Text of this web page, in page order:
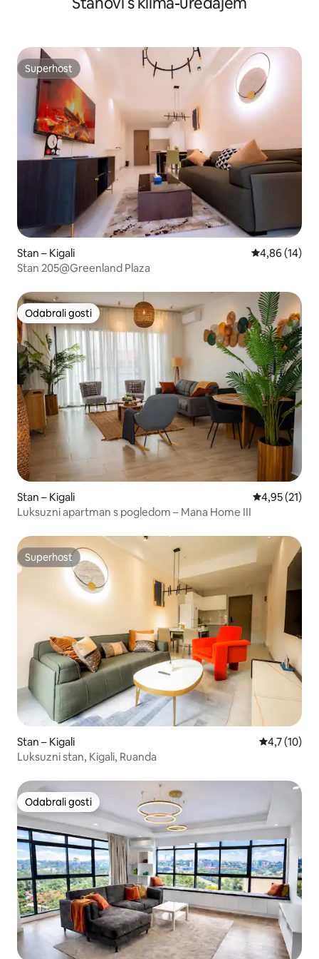
Superhost
Superhost
Stan – Kigali Prosječna
4,86 (14)
Stan 205@Greenland Plaza
Odabrali gosti
Odabrali gosti
Stan – Kigali Prosječna
4,95 (21)
Luksuzni apartman s pogledom – Mana Home III
Superhost
Superhost
Stan – Kigali Prosječna
4,7 (10)
Luksuzni stan, Kigali, Ruanda
Odabrali gosti
Odabrali gosti